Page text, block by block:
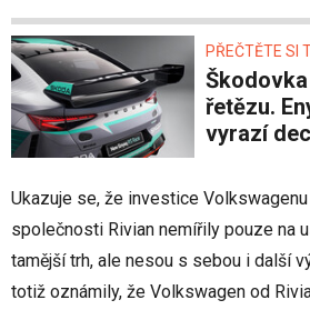
PŘEČTĚTE SI
Škodovka se urvala z
řetězu.
vyrazí
Ukazuje se, že investice
společnosti Rivian nemířily pouze na
tamější trh, ale nesou s sebou i další
totiž oznámily, že Volkswagen od